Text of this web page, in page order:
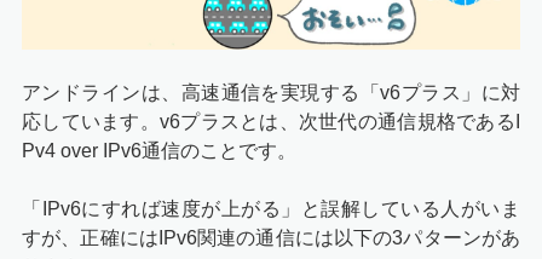
アンドラインは、高速通信を実現する「v6プラス」に対
応しています。v6プラスとは、次世代の通信規格であるI
Pv4 over IPv6通信のことです。
「IPv6にすれば速度が上がる」と誤解している人がいま
すが、正確にはIPv6関連の通信には以下の3パターンがあ